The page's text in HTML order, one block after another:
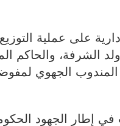
على عملية
الشرفة، والحاكم
الجهوي
إطار الجهود